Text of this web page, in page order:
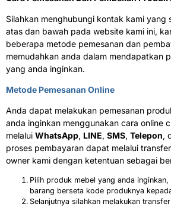
Silahkan menghubungi kontak kami yang
atas dan bawah pada website kami ini,
beberapa metode pemesanan dan
memudahkan anda dalam mendapatkan
yang anda inginkan.
Metode Pemesanan Online
Anda dapat melakukan pemesanan
anda inginkan menggunakan cara online
melalui WhatsApp, LINE, SMS, Telepon,
proses pembayaran dapat melalui
owner kami dengan ketentuan sebagai
Pilih produk mebel yang anda
barang berseta kode produknya
Selanjutnya silahkan melakukan transfer